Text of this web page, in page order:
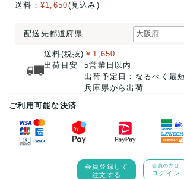
送料： ¥1,650(見込み)
配送先都道府県
送料(税抜)
出荷目安
￥1,650
5営業日以内
出荷予定日：なるべく最
兵庫県から出荷
ご利用可能な決済
会員登録して
注文する
会員の方は
ログイン